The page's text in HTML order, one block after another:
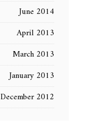
June 2014
April 2013
March 2013
January 2013
December 2012